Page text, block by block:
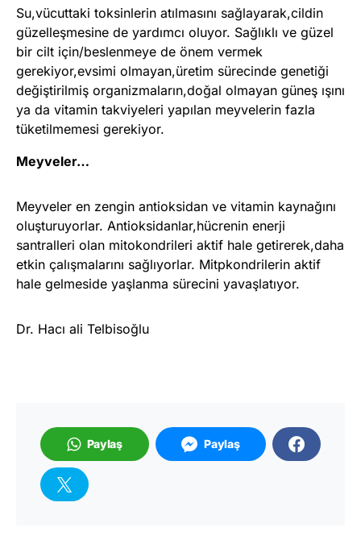
Su,vücuttaki toksinlerin atılmasını sağlayarak,cildin
güzelleşmesine de yardımcı oluyor. Sağlıklı ve güzel
bir cilt için/beslenmeye de önem vermek
gerekiyor,evsimi olmayan,üretim sürecinde genetiği
değiştirilmiş organizmaların,doğal olmayan güneş ışını
ya da vitamin takviyeleri yapılan meyvelerin fazla
tüketilmemesi gerekiyor.
Meyveler…
Meyveler en zengin antioksidan ve vitamin kaynağını
oluşturuyorlar. Antioksidanlar,hücrenin enerji
santralleri olan mitokondrileri aktif hale getirerek,daha
etkin çalışmalarını sağlıyorlar. Mitpkondrilerin aktif
hale gelmeside yaşlanma sürecini yavaşlatıyor.
Dr. Hacı ali Telbisoğlu
Paylaş Paylaş